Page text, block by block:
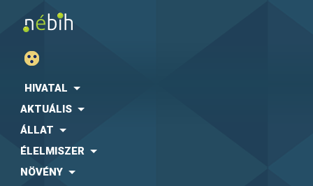
HIVATAL
AKTUÁLIS
ÁLLAT
ÉLELMISZER
NÖVÉNY